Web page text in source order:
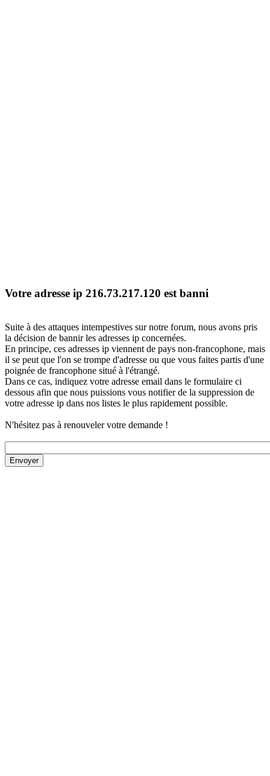
Votre adresse ip 216.73.217.120 est banni
Suite à des attaques intempestives sur notre forum, nous avons pris
la décision de bannir les adresses ip concernées.
En principe, ces adresses ip viennent de pays non-francophone, mais
il se peut que l'on se trompe d'adresse ou que vous faites partis d'une
poignée de francophone situé à l'étrangé.
Dans ce cas, indiquez votre adresse email dans le formulaire ci
dessous afin que nous puissions vous notifier de la suppression de
votre adresse ip dans nos listes le plus rapidement possible.
N'hésitez pas à renouveler votre demande !